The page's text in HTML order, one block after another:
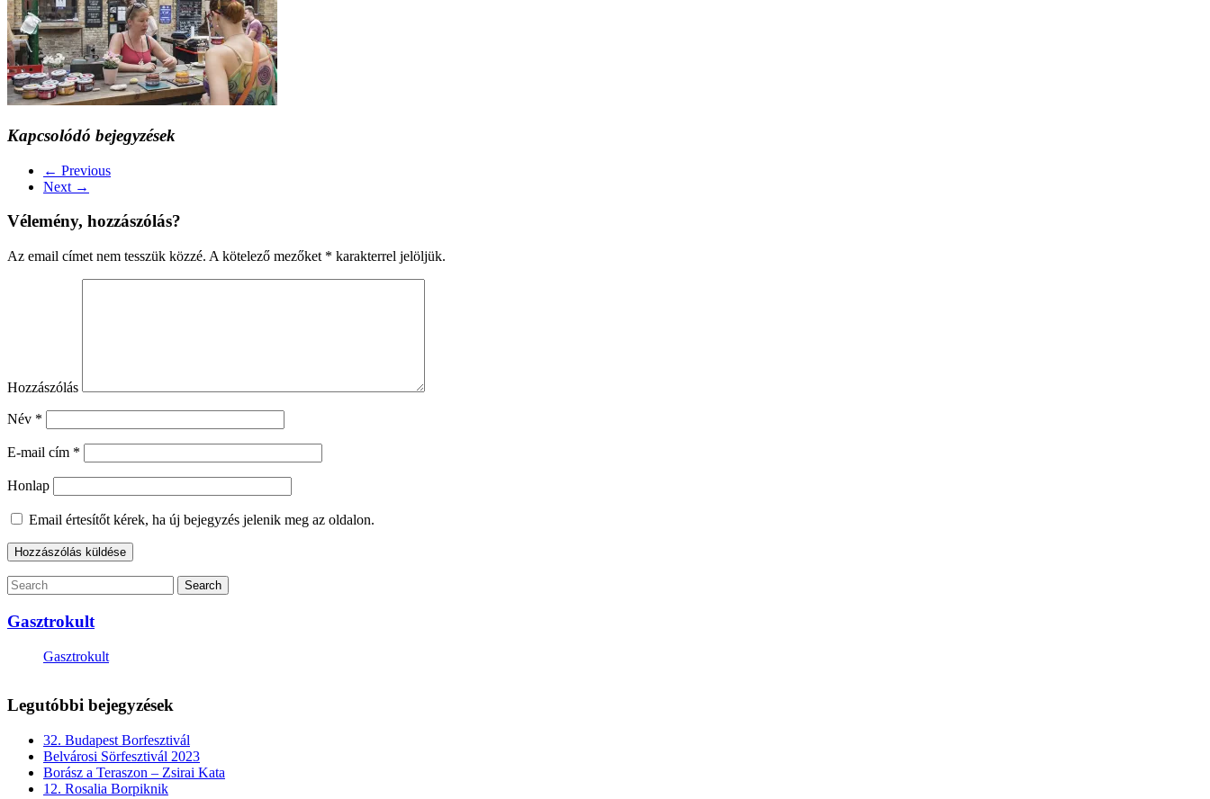
Kapcsolódó bejegyzések
← Previous
Next →
Vélemény, hozzászólás?
Az email címet nem tesszük közzé. A kötelező mezőket * karakterrel jelöljük.
Hozzászólás
Név *
E-mail cím *
Honlap
Email értesítőt kérek, ha új bejegyzés jelenik meg az oldalon.
Gasztrokult
Gasztrokult
Legutóbbi bejegyzések
32. Budapest Borfesztivál
Belvárosi Sörfesztivál 2023
Borász a Teraszon – Zsirai Kata
12. Rosalia Borpiknik